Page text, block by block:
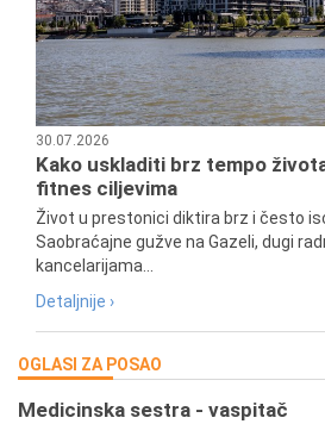
30.07.2026
Kako uskladiti brz tempo
fitnes ciljevima
Život u prestonici diktira brz i često
Saobraćajne gužve na Gazeli, dugi
kancelarijama...
Detaljnije ›
OGLASI ZA POSAO
Medicinska sestra - vaspitač